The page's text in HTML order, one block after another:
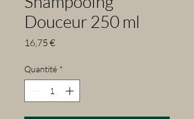
Douceur 250 ml
16,75 €Prix
Quantité *